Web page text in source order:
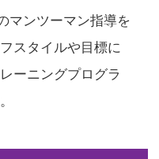
マンツーマン指導を
スタイルや目標に
ーニングプログラ